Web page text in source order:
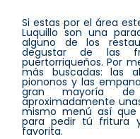
Si estas por el área
Luquillo son una
alguno de los
degustar de las
puertorriqueños. Por
más buscadas: las
piononos y las
gran mayoría
aproximadamente
mismo menú así
para pedir tú fritura
favorita.